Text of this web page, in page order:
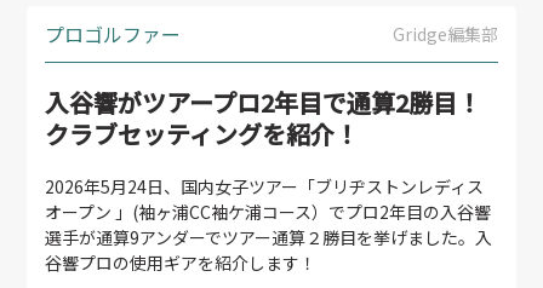
プロゴルファー Gridge編集部
入谷響がツアープロ2年目で通算2勝目！
クラブセッティングを紹介！
2026年5月24日、国内女子ツアー「ブリヂストンレディス
オープン 」(袖ヶ浦CC袖ケ浦コース）でプロ2年目の入谷響
選手が通算9アンダーでツアー通算２勝目を挙げました。入
谷響プロの使用ギアを紹介します！